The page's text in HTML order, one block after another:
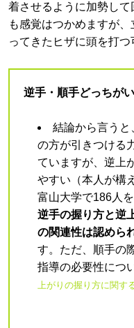
着させるように加勢し
も感覚はつかめますが
ってきたヒザに頭を打つ
逆手・順手どっちが
結論から言う
の方が引きつける
ていますが、逆上
やすい（本人が構
富山大学で186人
逆手の握り方と逆
の関連性は認めら
す。ただ、順手の
指導の必要性につ
上がりの握り方に関す